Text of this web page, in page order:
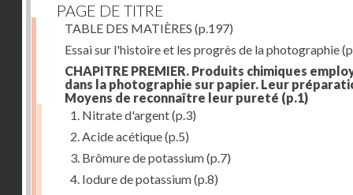
PAGE DE TITRE
TABLE DES MATIÈRES (p.197)
Essai sur l'histoire et les progrès de la photographie
CHAPITRE PREMIER. Produits chimiques
dans la photographie sur papier. Leur
Moyens de reconnaître leur pureté (p.1)
1. Nitrate d'argent(p.3)
2. Acide acétique(p.5)
3. Brômure de potassium(p.7)
4. Iodure de potassium(p.8)